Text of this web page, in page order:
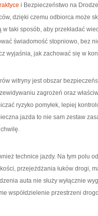
i Bezpieczeństwo na
dzięki czemu odbiorca może
w taki sposób, aby przekładać
świadomość stopniowo, bez
wyjaśnia, jak zachować się w
witryny jest obszar
zagrożeń oraz
ryzyko pomyłek, lepiej
jazda to nie sam zestaw
technice jazdy. Na tym polu
przejeżdżania łuków drogi,
auta nie służy wyłącznie
współdzielenie przestrzeni